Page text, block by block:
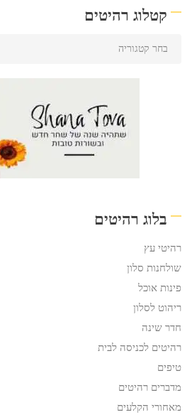
קטלוג רהיטים
בלוג רהיטים
רהיטי עץ
שולחנות סלון
פינות אוכל
ריהוט לסלון
חדר שינה
רהיטים לכניסה לבית
טיפים
מדברים רהיטים
מאחורי הקלעים